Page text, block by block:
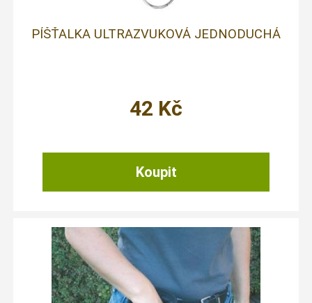
PÍŠŤALKA ULTRAZVUKOVÁ JEDNODUCHÁ
42 Kč